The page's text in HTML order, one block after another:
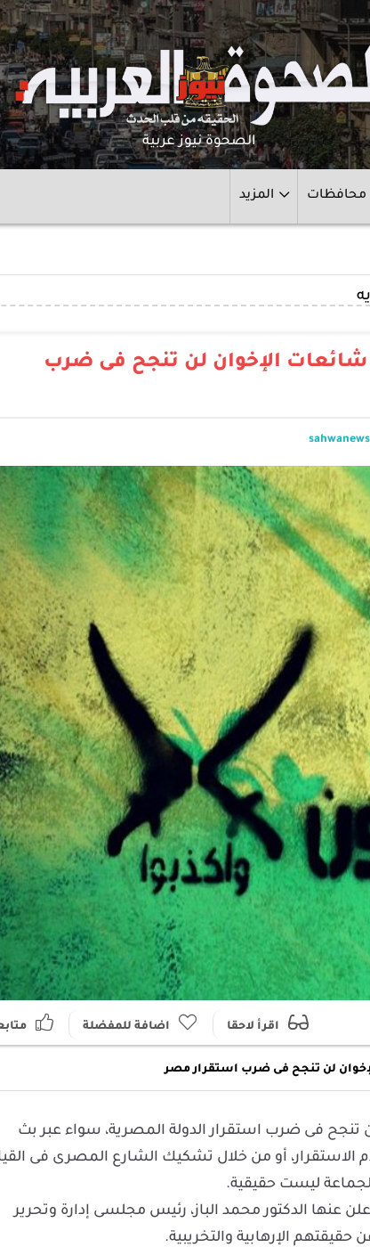
الصحوة نيوز عربية
محافظات المزيد
الإخوان لن تنجح فى ضرب
sahwanews
اقرأ لاحقا اضافة للمفضلة
لن تنجح فى ضرب استقرار مصر
تنجح فى ضرب استقرار الدولة المصرية، سواء عبر بث
أو من خلال تشكيك الشارع المصرى فى
ليست حقيقية.
عنها الدكتور محمد الباز، رئيس مجلسى إدارة وتحرير
الإرهابية والتخريبية.